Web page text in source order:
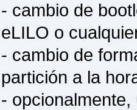
- cambio de
eLILO o
- cambio de
partición a la
-